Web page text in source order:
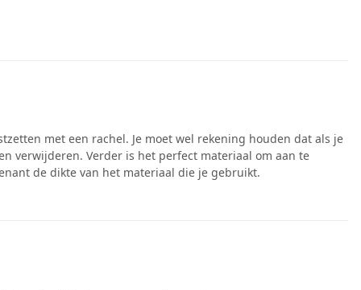
met een rachel. Je moet wel rekening houden dat als je
verwijderen. Verder is het perfect materiaal om aan te
de dikte van het materiaal die je gebruikt.